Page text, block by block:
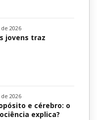
2026
jovens traz
2026
e cérebro: o
explica?